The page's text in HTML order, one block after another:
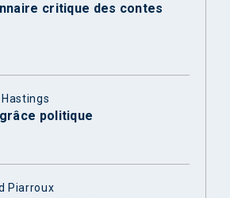
critique des contes
politique
Piarroux